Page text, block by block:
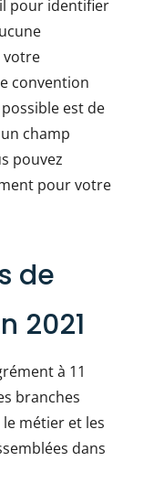
pour identifier
votre
convention
est de
champ
pouvez
pour votre
de
2021
à 11
branches
métier et les
dans